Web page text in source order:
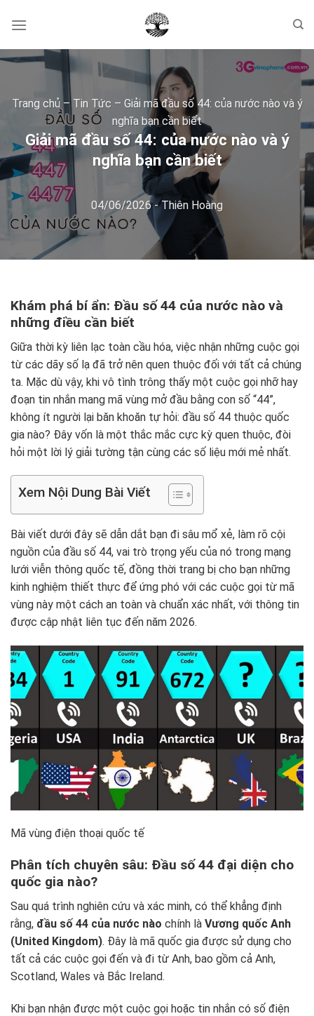
Trang chủ –Tin Tức – Giải mã đầu số 44: của nước nào và ý
nghĩa bạn cần biết
Giải mã đầu số 44: của nước nào và ý
nghĩa bạn cần biết
04/06/2026-Thiên Hoàng
Khám phá bí ẩn: Đầu số 44 của nước nào và
những điều cần biết
Giữa thời kỳ liên lạc toàn cầu hóa, việc nhận những cuộc gọi
từ các dãy số lạ đã trở nên quen thuộc đối với tất cả chúng
ta. Mặc dù vậy, khi vô tình trông thấy một cuộc gọi nhỡ hay
đoạn tin nhắn mang mã vùng mở đầu bằng con số “44”,
không ít người lại băn khoăn tự hỏi: đầu số 44 thuộc quốc
gia nào? Đây vốn là một thắc mắc cực kỳ quen thuộc, đòi
hỏi một lời lý giải tường tận cùng các số liệu mới mẻ nhất.
Xem Nội Dung Bài Viết
Bài viết dưới đây sẽ dẫn dắt bạn đi sâu mổ xẻ, làm rõ cội
nguồn của đầu số 44, vai trò trọng yếu của nó trong mạng
lưới viễn thông quốc tế, đồng thời trang bị cho bạn những
kinh nghiệm thiết thực để ứng phó với các cuộc gọi từ mã
vùng này một cách an toàn và chuẩn xác nhất, với thông tin
được cập nhật liên tục đến năm 2026.
Mã vùng điện thoại quốc tế
Phân tích chuyên sâu: Đầu số 44 đại diện cho
quốc gia nào?
Sau quá trình nghiên cứu và xác minh, có thể khẳng định
rằng, đầu số 44 của nước nào chính là Vương quốc Anh
(United Kingdom). Đây là mã quốc gia được sử dụng cho
tất cả các cuộc gọi đến và đi từ Anh, bao gồm cả Anh,
Scotland, Wales và Bắc Ireland.
Khi bạn nhận được một cuộc gọi hoặc tin nhắn có số điện